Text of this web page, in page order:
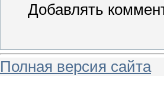
Добавлять
Полная версия сайта